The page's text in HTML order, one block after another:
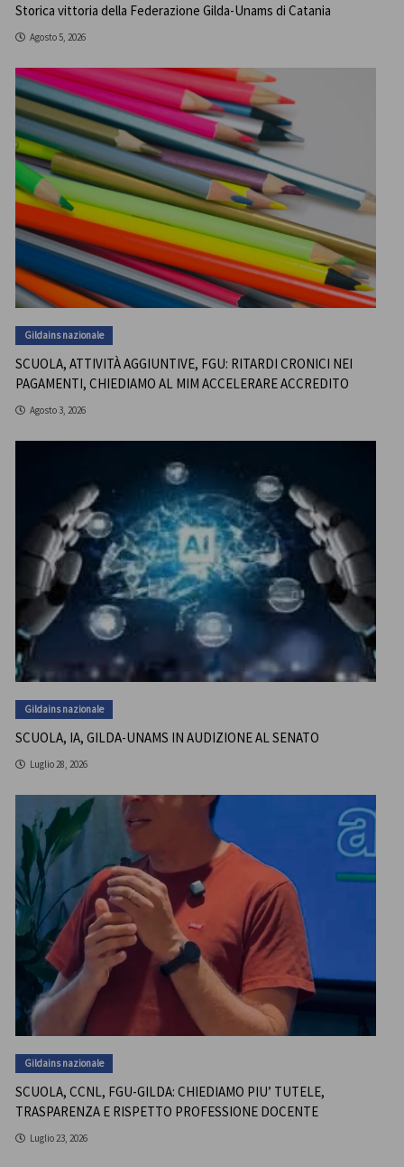
Storica vittoria della Federazione Gilda-Unams di Catania
Agosto 5, 2026
Gildains nazionale
SCUOLA, ATTIVITÀ AGGIUNTIVE, FGU: RITARDI CRONICI NEI
PAGAMENTI, CHIEDIAMO AL MIM ACCELERARE ACCREDITO
Agosto 3, 2026
Gildains nazionale
SCUOLA, IA, GILDA-UNAMS IN AUDIZIONE AL SENATO
Luglio 28, 2026
Gildains nazionale
SCUOLA, CCNL, FGU-GILDA: CHIEDIAMO PIU’ TUTELE,
TRASPARENZA E RISPETTO PROFESSIONE DOCENTE
Luglio 23, 2026